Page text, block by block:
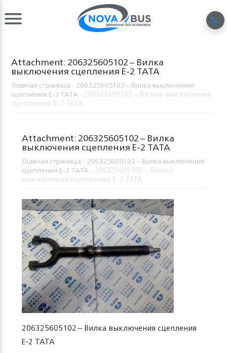
Attachment: 206325605102 – Вилка
выключения сцепления Е-2 TATA
Главная страница 206325605102 – Вилка выключения
сцепления Е-2 TATA
Attachment: 206325605102 – Вилка
выключения сцепления Е-2 TATA
Главная страница 206325605102 – Вилка выключения
сцепления Е-2 TATA»
206325605102 – Вилка выключения сцепления
Е-2 TATA